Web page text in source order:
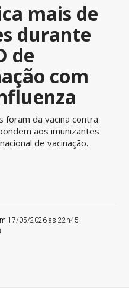
mais de
durante
de
com
foram da vacina contra
aos imunizantes
de vacinação.
17/05/2026 às 22h45